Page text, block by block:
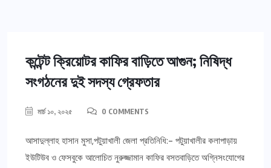
কন্টেন্ট ক্রিয়োটর কাফির বাড়িতে আগুন; নিষিদ্ধ
সংগঠনের দুই সদস্য গ্রেফতার
মার্চ ১০, ২০২৫ 0 COMMENTS
আসাদুল্লাহ হাসান মুসা,পটুয়াখালী জেলা প্রতিনিধি:- পটুয়াখালীর কলাপাড়ায়
ইউটিউব ও ফেসবুকে আলোচিত নুরুজ্জামান কাফির বসতবাড়িতে অগ্নিসংযোগের